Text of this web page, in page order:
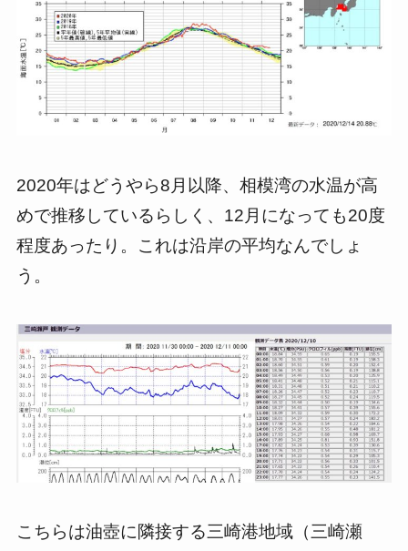
2020年はどうやら8月以降、相模湾の水温が高
めで推移しているらしく、12月になっても20度
程度あったり。これは沿岸の平均なんでしょ
う。
こちらは油壺に隣接する三崎港地域（三崎瀬